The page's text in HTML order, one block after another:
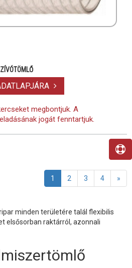
megbontjuk. A
jogát fenntartjuk.
1 2 3 4 »
minden területére talál flexibilis
elsősorban raktárról, azonnali